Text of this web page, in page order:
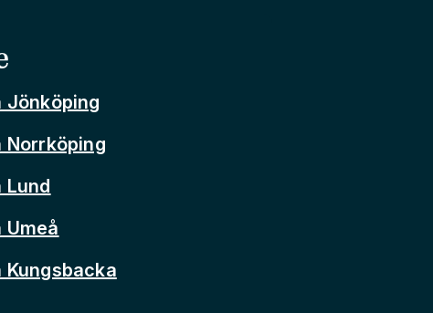
Jönköping
Norrköping
Lund
Umeå
Kungsbacka